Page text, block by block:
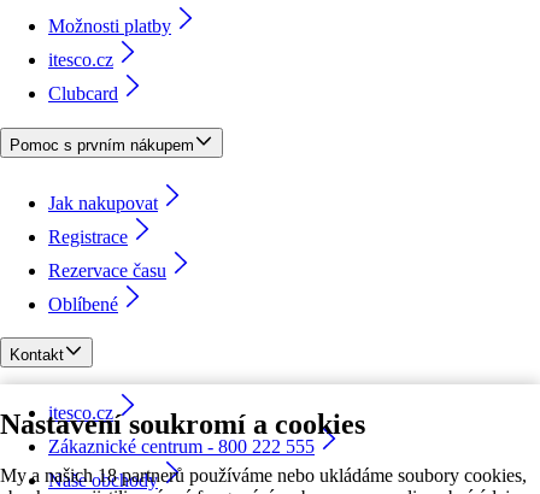
Nastavení soukromí a cookies
My a našich 18 partnerů používáme nebo ukládáme soubory cookies,
Možnosti platby
itesco.cz
Clubcard
Pomoc s prvním nákupem
Jak nakupovat
Registrace
Rezervace času
Oblíbené
Kontakt
itesco.cz
Zákaznické centrum - 800 222 555
Naše obchody